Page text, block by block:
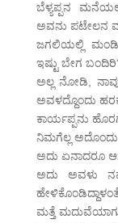
ಬೆಳ್ಯಪ್ಪನ
ಅವನು ಪಟೇಲನ
ಜಗಲಿಯಲ್ಲಿ
ಇಷ್ಟು ಬೇಗ
ಅಲ್ಲ ನೋಡಿ, ನಾವು
ಅವಳದ್ದೊಂದು
ಕಾರ್ಯಪ್ಪನು
ನಿಮಗೆಲ್ಲ
ಅದು ಏನಾದರೂ
ಅದು ಅವಳು
ಮತ್ತೆ